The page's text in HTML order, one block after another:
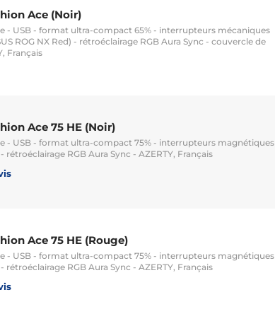
Ace (Noir)
- USB - format ultra-compact 65% - interrupteurs mécaniques
ROG NX Red) - rétroéclairage RGB Aura Sync - couvercle de
Français
Ace 75 HE (Noir)
- USB - format ultra-compact 75% - interrupteurs magnétiques
rétroéclairage RGB Aura Sync - AZERTY, Français
Ace 75 HE (Rouge)
- USB - format ultra-compact 75% - interrupteurs magnétiques
rétroéclairage RGB Aura Sync - AZERTY, Français